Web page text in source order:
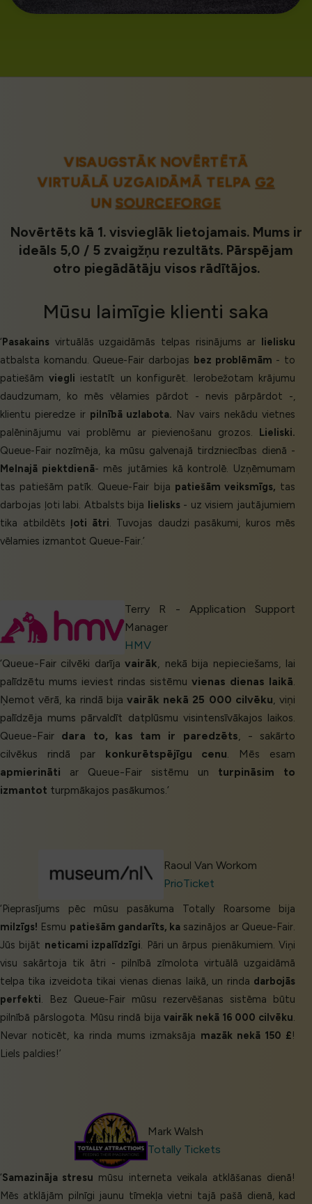
VISAUGSTĀK NOVĒRTĒTĀ
VIRTUĀLĀ UZGAIDĀMĀ TELPA G2
UNSOURCEFORGE
Novērtēts kā 1. visvieglāk lietojamais. Mums ir
ideāls 5,0 / 5 zvaigžņu rezultāts. Pārspējam
otro piegādātāju visos rādītājos.
Mūsu laimīgie klienti saka
‘Pasakains virtuālās uzgaidāmās telpas risinājums ar lielisku
atbalsta komandu. Queue-Fair darbojas bez problēmām - to
patiešāmviegli iestatīt un konfigurēt. Ierobežotam krājumu
daudzumam, ko mēs vēlamies pārdot - nevis pārpārdot -,
klientu pieredze ir pilnībā uzlabota. Nav vairs nekādu vietnes
palēninājumu vai problēmu ar pievienošanu grozos. Lieliski.
Queue-Fair nozīmēja, ka mūsu galvenajā tirdzniecības dienā -
Melnajā piektdienā- mēs jutāmies kā kontrolē. Uzņēmumam
tas patiešām patīk. Queue-Fair bija patiešām veiksmīgs, tas
darbojas ļoti labi. Atbalsts bija lielisks- uz visiem jautājumiem
tika atbildēts ļoti ātri. Tuvojas daudzi pasākumi, kuros mēs
vēlamies izmantot Queue-Fair.’
Terry R - Application Support
Manager
HMV
‘Queue-Fair cilvēki darījavairāk, nekā bija nepieciešams, lai
palīdzētu mums ieviest rindas sistēmu vienas dienas laikā.
Ņemot vērā, ka rindā bija vairāk nekā 25 000 cilvēku, viņi
palīdzēja mums pārvaldīt datplūsmu visintensīvākajos laikos.
Queue-Fair dara to, kas tam ir paredzēts, - sakārto
cilvēkus rindā par konkurētspējīgu cenu. Mēs esam
apmierināti ar Queue-Fair sistēmu un turpināsim to
izmantot turpmākajos pasākumos.’
Raoul Van Workom
PrioTicket
‘Pieprasījums pēc mūsu pasākuma Totally Roarsome bija
milzīgs! Esmu patiešām gandarīts, ka sazinājos ar Queue-Fair.
Jūs bijāt neticami izpalīdzīgi. Pāri un ārpus pienākumiem. Viņi
visu sakārtoja tik ātri - pilnībā zīmolota virtuālā uzgaidāmā
telpa tika izveidota tikai vienas dienas laikā, un rinda darbojās
perfekti. Bez Queue-Fair mūsu rezervēšanas sistēma būtu
pilnībā pārslogota. Mūsu rindā bijavairāk nekā 16 000 cilvēku.
Nevar noticēt, ka rinda mums izmaksāja mazāk nekā 150 £!
Liels paldies!’
Mark Walsh
Totally Tickets
‘Samazināja stresu mūsu interneta veikala atklāšanas dienā!
Mēs atklājām pilnīgi jaunu tīmekļa vietni tajā pašā dienā, kad